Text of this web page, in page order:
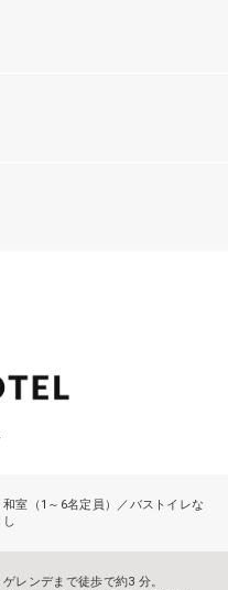
和室（1～6名定員）／バストイレな
し
ゲレンデまで徒歩で約3 分。